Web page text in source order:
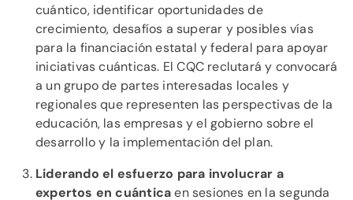
cuántico, identificar oportunidades de
crecimiento, desafíos a superar y posibles vías
para la financiación estatal y federal para apoyar
iniciativas cuánticas. El CQC reclutará y convocará
a un grupo de partes interesadas locales y
regionales que representen las perspectivas de la
educación, las empresas y el gobierno sobre el
desarrollo y la implementación del plan.
Liderando el esfuerzo para involucrar a
expertos en cuánticaen sesiones en la segunda